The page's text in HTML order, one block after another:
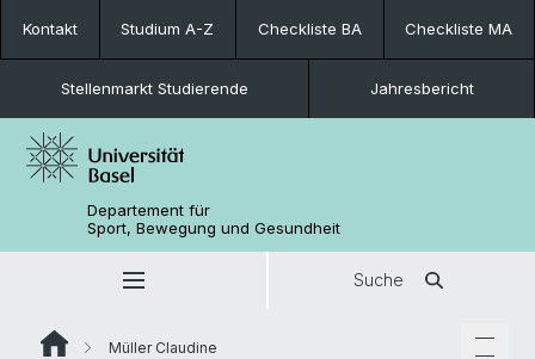
Kontakt Studium A-Z Checkliste BA Checkliste MA
Stellenmarkt Studierende Jahresbericht
Departement für
Sport, Bewegung und Gesundheit
Suche
Müller Claudine